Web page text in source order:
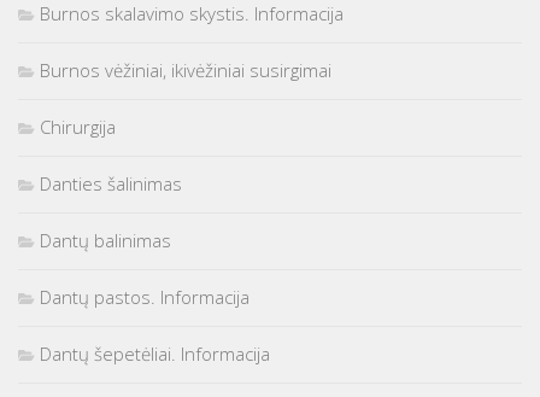
Burnos skalavimo skystis. Informacija
Burnos vėžiniai, ikivėžiniai susirgimai
Chirurgija
Danties šalinimas
Dantų balinimas
Dantų pastos. Informacija
Dantų šepetėliai. Informacija